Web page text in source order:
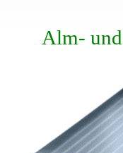
Alm-